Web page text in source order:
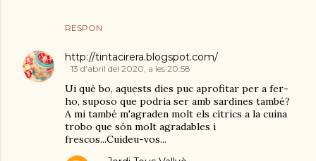
RESPON
http://tintacirera.blogspot.com/
13 d’abril del 2020, a les 20:58
Ui què bo, aquests dies puc aprofitar per a fer-
ho, suposo que podria ser amb sardines també?
A mi també m'agraden molt els cítrics a la cuina
trobo que són molt agradables i
frescos...Cuideu-vos...